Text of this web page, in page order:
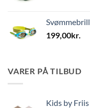
199,00kr.
VARER PÅ TILBUD
Kids by